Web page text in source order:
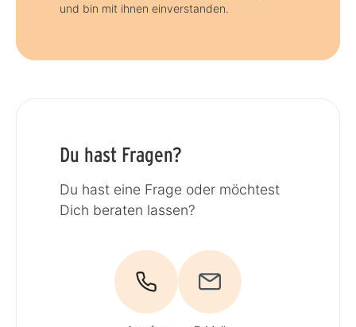
und bin mit ihnen einverstanden.
Du hast Fragen?
Du hast eine Frage oder möchtest
Dich beraten lassen?